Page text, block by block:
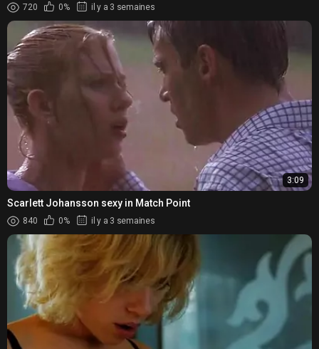
720 0% il y a 3 semaines
3:09
Scarlett Johansson sexy in Match Point
840 0% il y a 3 semaines